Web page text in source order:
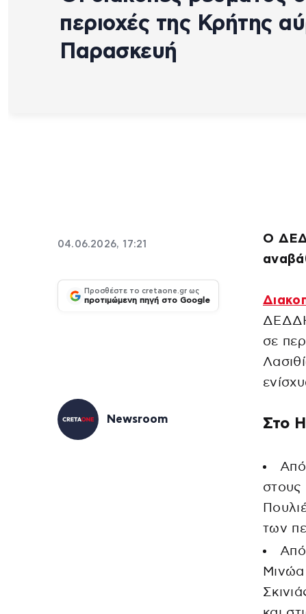
περιοχές της Κρήτης
Παρασκευή
04.06.2026, 17:21
Προσθέστε το cretaone.gr ως
προτιμώμενη πηγή στο Google
Newsroom
Ο
σε
Στο
στους
των
Από